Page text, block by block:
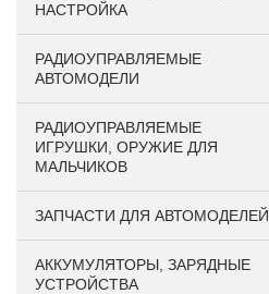
НАСТРОЙКА
РАДИОУПРАВЛЯЕМЫЕ
АВТОМОДЕЛИ
РАДИОУПРАВЛЯЕМЫЕ
ИГРУШКИ, ОРУЖИЕ ДЛЯ
МАЛЬЧИКОВ
ЗАПЧАСТИ ДЛЯ АВТОМОДЕЛЕЙ
АККУМУЛЯТОРЫ, ЗАРЯДНЫЕ
УСТРОЙСТВА